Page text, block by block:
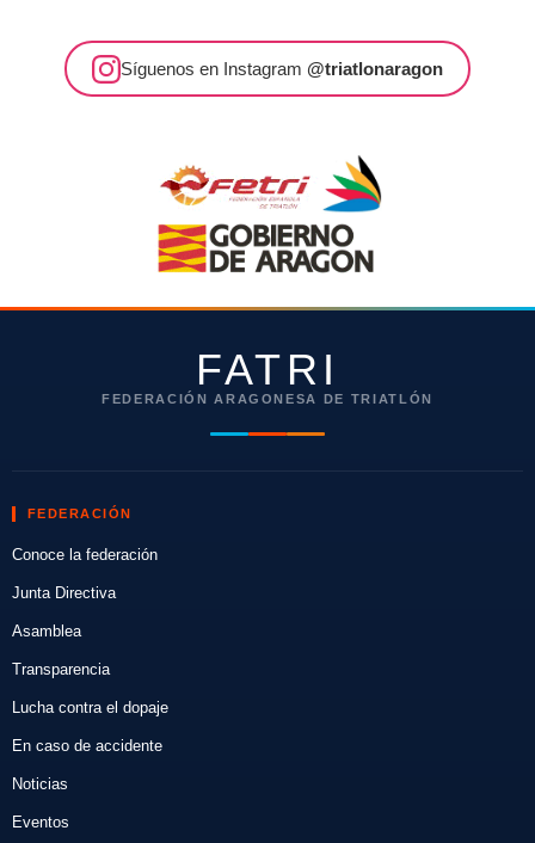
Síguenos en Instagram @triatlonaragon
FATRI
FEDERACIÓN ARAGONESA DE TRIATLÓN
FEDERACIÓN
Conoce la federación
Junta Directiva
Asamblea
Transparencia
Lucha contra el dopaje
En caso de accidente
Noticias
Eventos